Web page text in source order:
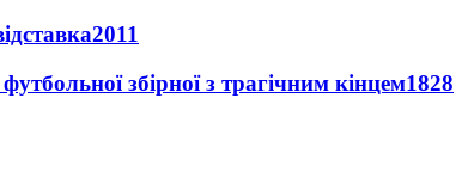
2011
збірної з трагічним кінцем1828